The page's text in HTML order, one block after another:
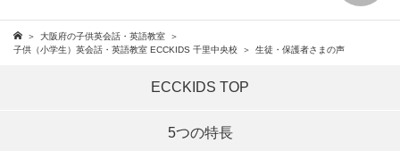
大阪府の子供英会話・英語教室
子供（小学生）英会話・英語教室 ECCKIDS 千里中央校
生徒・保護者さまの声
ECCKIDS TOP
5つの特長